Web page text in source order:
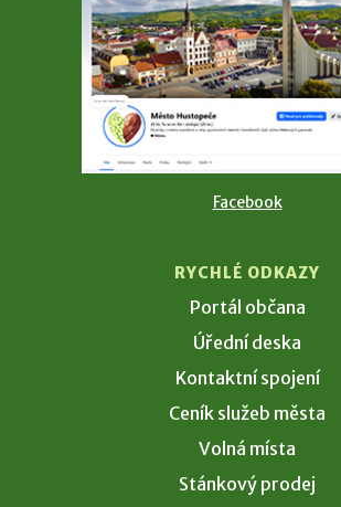
Facebook
RYCHLÉ ODKAZY
Portál občana
Úřední deska
Kontaktní spojení
Ceník služeb města
Volná místa
Stánkový prodej